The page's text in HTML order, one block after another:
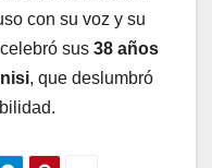
con su voz y su
sus 38 años
, que deslumbró